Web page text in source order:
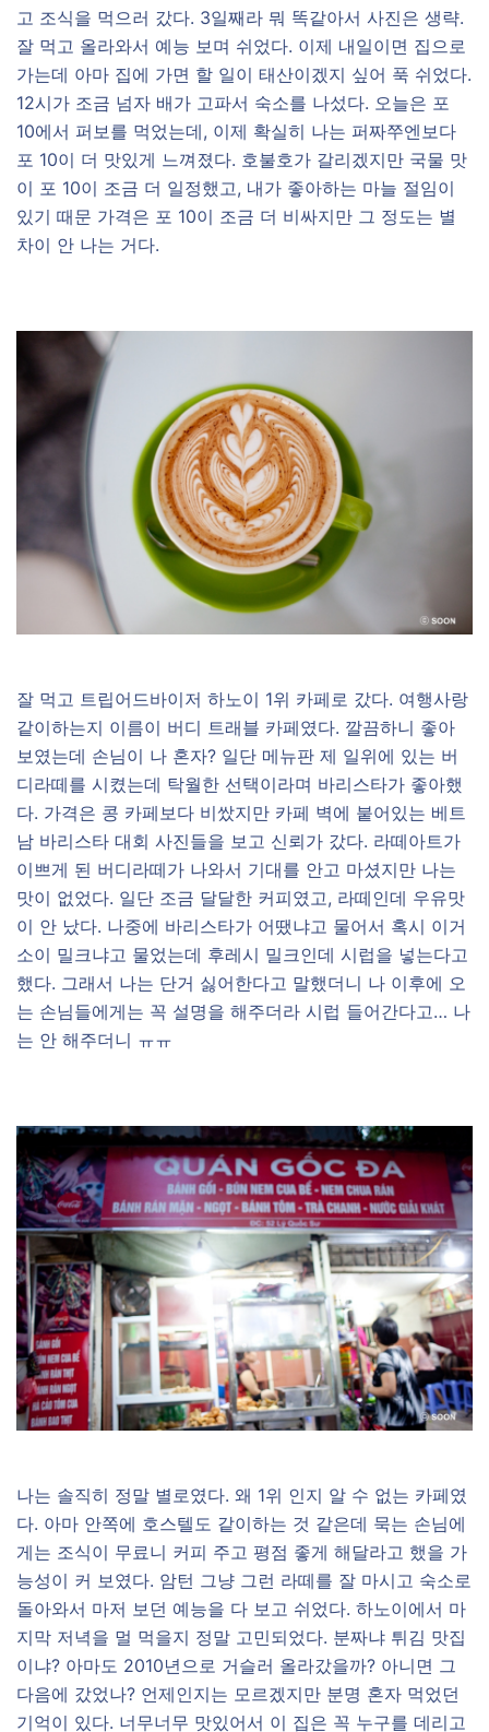
고 조식을 먹으러 갔다. 3일째라 뭐 똑같아서 사진은 생략.
잘 먹고 올라와서 예능 보며 쉬었다. 이제 내일이면 집으로
가는데 아마 집에 가면 할 일이 태산이겠지 싶어 푹 쉬었다.
12시가 조금 넘자 배가 고파서 숙소를 나섰다. 오늘은 포
10에서 퍼보를 먹었는데, 이제 확실히 나는 퍼짜쭈엔보다
포 10이 더 맛있게 느껴졌다. 호불호가 갈리겠지만 국물 맛
이 포 10이 조금 더 일정했고, 내가 좋아하는 마늘 절임이
있기 때문 가격은 포 10이 조금 더 비싸지만 그 정도는 별
차이 안 나는 거다.
잘 먹고 트립어드바이저 하노이 1위 카페로 갔다. 여행사랑
같이하는지 이름이 버디 트래블 카페였다. 깔끔하니 좋아
보였는데 손님이 나 혼자? 일단 메뉴판 제 일위에 있는 버
디라떼를 시켰는데 탁월한 선택이라며 바리스타가 좋아했
다. 가격은 콩 카페보다 비쌌지만 카페 벽에 붙어있는 베트
남 바리스타 대회 사진들을 보고 신뢰가 갔다. 라떼아트가
이쁘게 된 버디라떼가 나와서 기대를 안고 마셨지만 나는
맛이 없었다. 일단 조금 달달한 커피였고, 라떼인데 우유맛
이 안 났다. 나중에 바리스타가 어땠냐고 물어서 혹시 이거
소이 밀크냐고 물었는데 후레시 밀크인데 시럽을 넣는다고
했다. 그래서 나는 단거 싫어한다고 말했더니 나 이후에 오
는 손님들에게는 꼭 설명을 해주더라 시럽 들어간다고… 나
는 안 해주더니 ㅠㅠ
나는 솔직히 정말 별로였다. 왜 1위 인지 알 수 없는 카페였
다. 아마 안쪽에 호스텔도 같이하는 것 같은데 묵는 손님에
게는 조식이 무료니 커피 주고 평점 좋게 해달라고 했을 가
능성이 커 보였다. 암턴 그냥 그런 라떼를 잘 마시고 숙소로
돌아와서 마저 보던 예능을 다 보고 쉬었다. 하노이에서 마
지막 저녁을 멀 먹을지 정말 고민되었다. 분짜냐 튀김 맛집
이냐? 아마도 2010년으로 거슬러 올라갔을까? 아니면 그
다음에 갔었나? 언제인지는 모르겠지만 분명 혼자 먹었던
기억이 있다. 너무너무 맛있어서 이 집은 꼭 누구를 데리고